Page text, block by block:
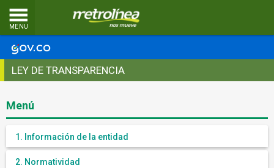
MENU
LEY DE TRANSPARENCIA
Menú
1. Información de la entidad
2. Normatividad